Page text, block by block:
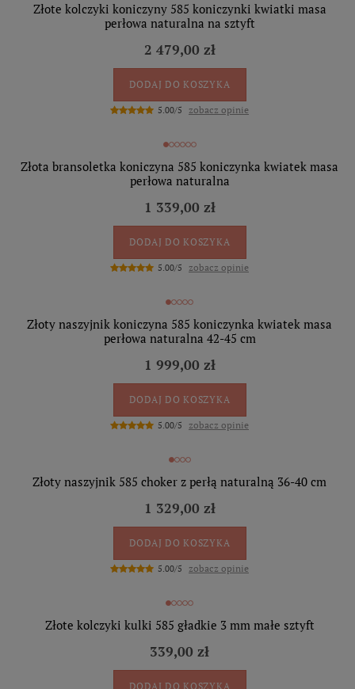
Złote kolczyki koniczyny 585 koniczynki kwiatki masa
perłowa naturalna na sztyft
2 479,00 zł
DODAJ DO KOSZYKA
5.00/5 zobacz opinie
Złota bransoletka koniczyna 585 koniczynka kwiatek masa
perłowa naturalna
1 339,00 zł
DODAJ DO KOSZYKA
5.00/5 zobacz opinie
Złoty naszyjnik koniczyna 585 koniczynka kwiatek masa
perłowa naturalna 42-45 cm
1 999,00 zł
DODAJ DO KOSZYKA
5.00/5 zobacz opinie
Złoty naszyjnik 585 choker z perłą naturalną 36-40 cm
1 329,00 zł
DODAJ DO KOSZYKA
5.00/5 zobacz opinie
Złote kolczyki kulki 585 gładkie 3 mm małe sztyft
339,00 zł
DODAJ DO KOSZYKA